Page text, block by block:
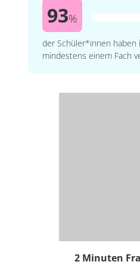
93%
der Schüler*innen haben
mindestens einem Fach
2 Minuten